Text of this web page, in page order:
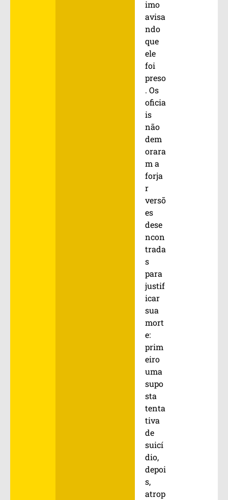
imo
avisa
ndo
que
ele
foi
preso
. Os
oficia
is
não
dem
orara
m a
forja
r
versõ
es
dese
ncon
trada
s
para
justif
icar
sua
mort
e:
prim
eiro
uma
supo
sta
tenta
tiva
de
suicí
dio,
depoi
s,
atrop